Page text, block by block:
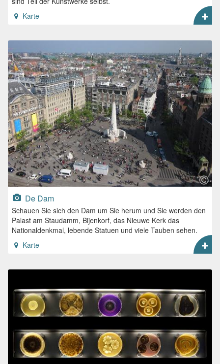
Karte
De Dam
Schauen Sie sich den Dam um Sie herum und Sie werden den
Palast am Staudamm, Bijenkorf, das Nieuwe Kerk das
Nationaldenkmal, lebende Statuen und viele Tauben sehen.
Karte